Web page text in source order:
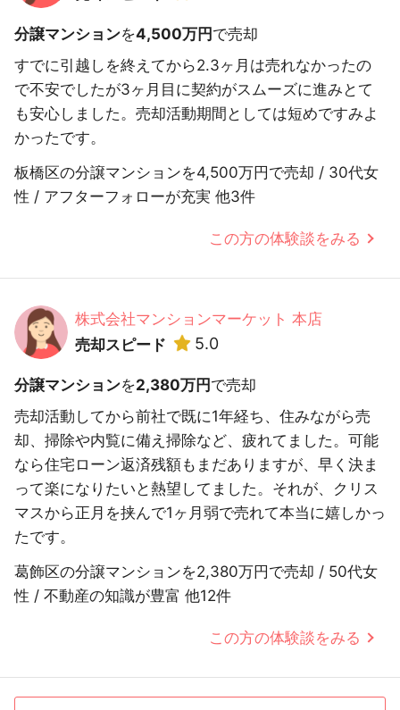
分譲マンションを4,500万円で売却
すでに引越しを終えてから2.3ヶ月は売れなかったの
で不安でしたが3ヶ月目に契約がスムーズに進みとて
も安心しました。売却活動期間としては短めですみよ
かったです。
板橋区の分譲マンションを4,500万円で売却 / 30代女
性 / アフターフォローが充実 他3件
この方の体験談をみる
株式会社マンションマーケット 本店
売却スピード
5.0
分譲マンションを2,380万円 で売却
売却活動してから前社で既に1年経ち、住みながら売
却、掃除や内覧に備え掃除など、疲れてました。可能
なら住宅ローン返済残額もまだありますが、早く決ま
って楽になりたいと熱望してました。それが、クリス
マスから正月を挟んで1ヶ月弱で売れて本当に嬉しかっ
たです。
葛飾区の分譲マンションを2,380万円で売却 / 50代女
性 / 不動産の知識が豊富 他12件
この方の体験談をみる